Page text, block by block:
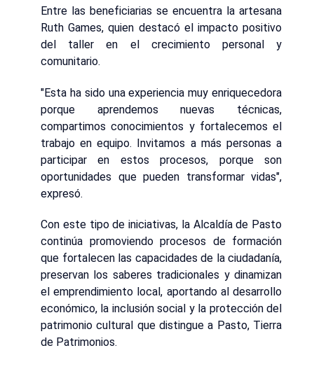
Entre las beneficiarias se encuentra la artesana
Ruth Games, quien destacó el impacto positivo
del taller en el crecimiento personal y
comunitario.
"Esta ha sido una experiencia muy enriquecedora
porque aprendemos nuevas técnicas,
compartimos conocimientos y fortalecemos el
trabajo en equipo. Invitamos a más personas a
participar en estos procesos, porque son
oportunidades que pueden transformar vidas",
expresó.
Con este tipo de iniciativas, la Alcaldía de Pasto
continúa promoviendo procesos de formación
que fortalecen las capacidades de la ciudadanía,
preservan los saberes tradicionales y dinamizan
el emprendimiento local, aportando al desarrollo
económico, la inclusión social y la protección del
patrimonio cultural que distingue a Pasto, Tierra
de Patrimonios.